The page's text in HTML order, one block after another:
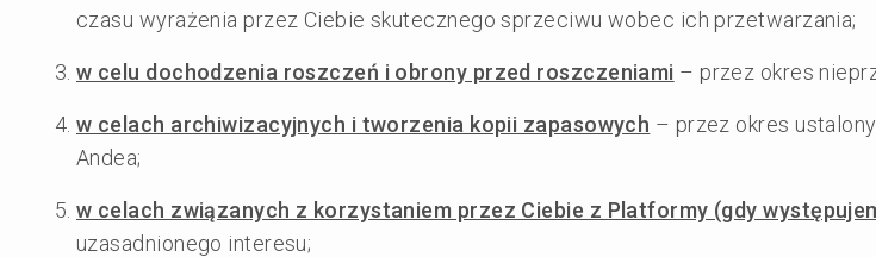
czasu wyrażenia przez Ciebie skutecznego sprzeciwu wobec ich przetwarzania;
w celu dochodzenia roszczeń i obrony przed roszczeniami – przez okres
w celach archiwizacyjnych i tworzenia kopii zapasowych – przez okres
Andea;
w celach związanych z korzystaniem przez Ciebie z Platformy (gdy
uzasadnionego interesu;